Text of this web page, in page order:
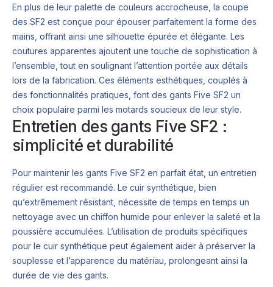
En plus de leur palette de couleurs accrocheuse, la coupe
des SF2 est conçue pour épouser parfaitement la forme des
mains, offrant ainsi une silhouette épurée et élégante. Les
coutures apparentes ajoutent une touche de sophistication à
l’ensemble, tout en soulignant l’attention portée aux détails
lors de la fabrication. Ces éléments esthétiques, couplés à
des fonctionnalités pratiques, font des gants Five SF2 un
choix populaire parmi les motards soucieux de leur style.
Entretien des gants Five SF2 :
simplicité et durabilité
Pour maintenir les gants Five SF2 en parfait état, un entretien
régulier est recommandé. Le cuir synthétique, bien
qu’extrêmement résistant, nécessite de temps en temps un
nettoyage avec un chiffon humide pour enlever la saleté et la
poussière accumulées. L’utilisation de produits spécifiques
pour le cuir synthétique peut également aider à préserver la
souplesse et l’apparence du matériau, prolongeant ainsi la
durée de vie des gants.